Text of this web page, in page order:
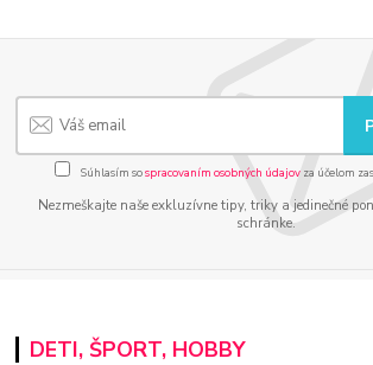
Súhlasím sospracovaním osobných údajov za účelom
Nezmeškajte naše exkluzívne tipy, triky a jedinečné
schránke.
DETI, ŠPORT, HOBBY